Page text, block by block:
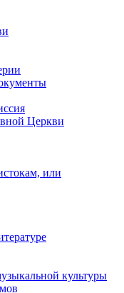
Церкви
или
культуры